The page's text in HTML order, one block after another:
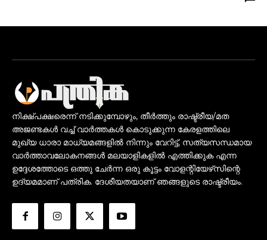
നിക്ഷ്പക്ഷരെന്ന് നടിക്കുമ്പോഴും, തീർത്തും രാഷ്ട്രീയ/മത
അജണ്ടകൾ വച്ച് വാർത്തകൾ കൊടുക്കുന്ന കേരളത്തിലെ
മുഖ്യ ധാരാ മാധ്യമങ്ങളിൽ നിന്നും വേറിട്ട്, സത്യസന്ധമായ
വാർത്താവലോകനങ്ങൾ മലയാളികളിൽ എത്തിക്കുക എന്ന
ഉദ്ദേശത്തോടെ ഒത്തു ചേർന്ന ഒരു കൂട്ടം വോളന്റിയേഴ്‌സിന്റെ
ഉദ്യമമാണ് പത്രിക. ദേശീയതയാണ് ഞങ്ങളുടെ രാഷ്ട്രീയം.